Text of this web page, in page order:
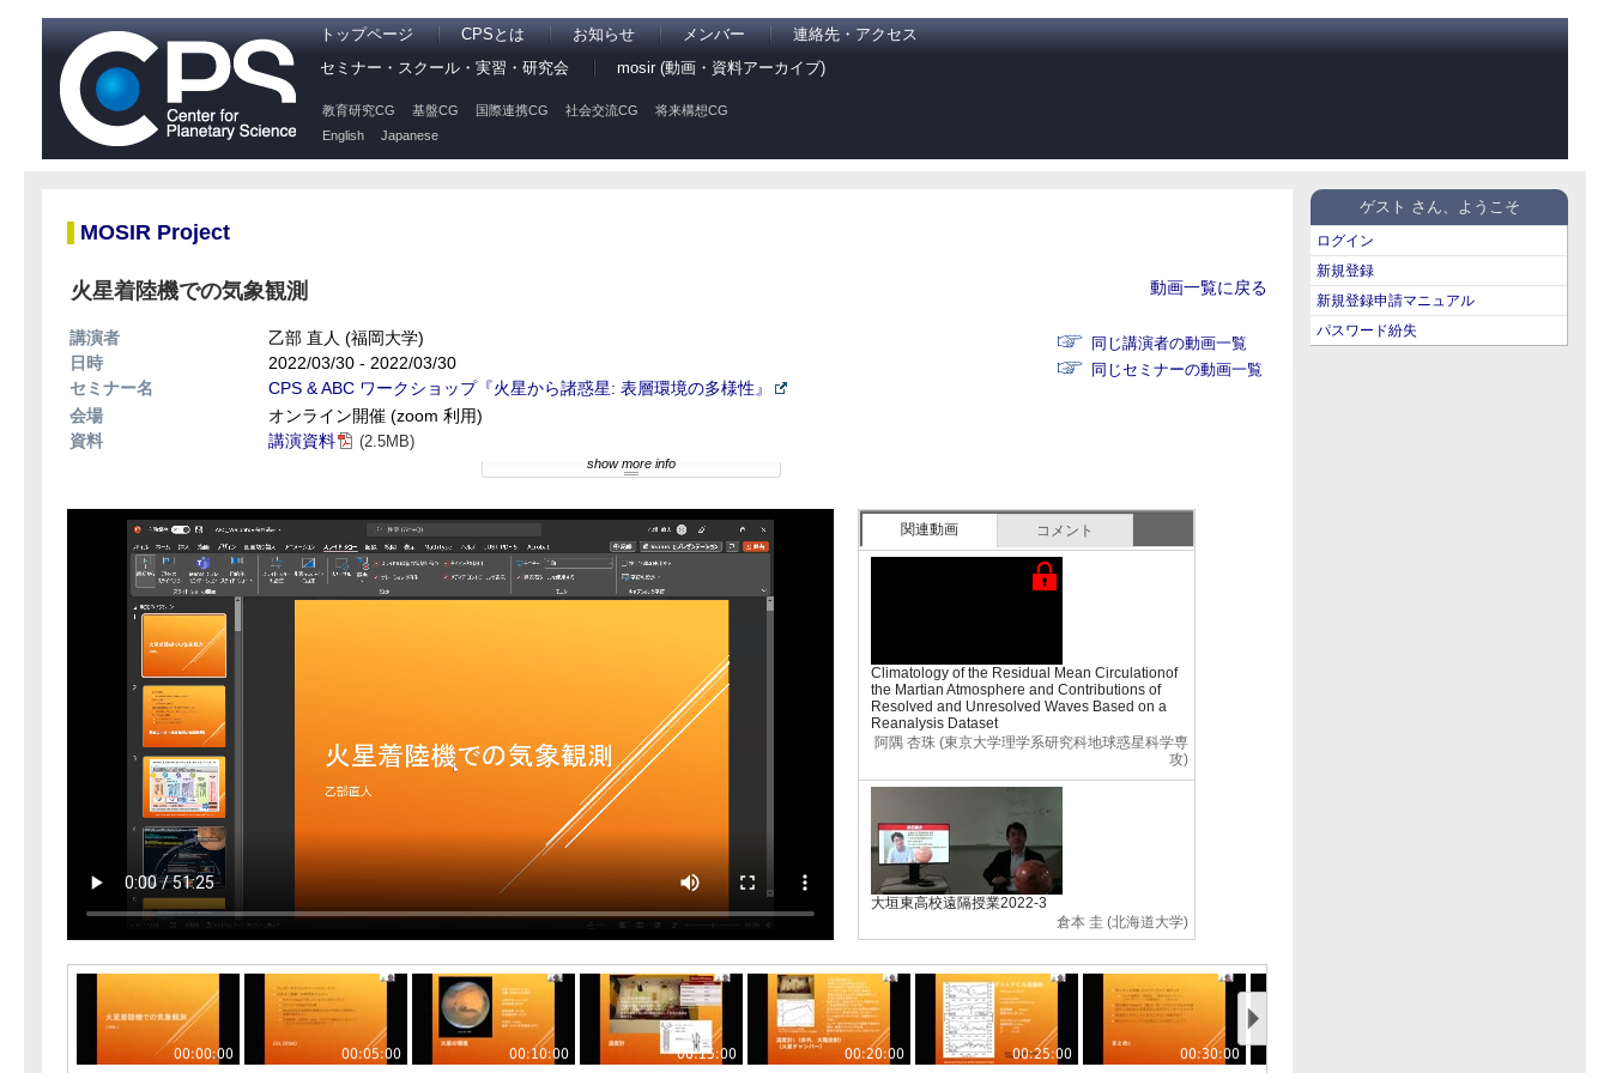
トップページ CPSとは お知らせ メンバー
連絡先・アクセス
セミナー・スクール・実習・研究会
mosir (動画・資料アーカイブ)
教育研究CG 基盤CG 国際連携CG 社会交流CG
将来構想CG
English
Japanese
ゲスト さん、ようこそ
ログイン
新規登録
新規登録申請マニュアル
パスワード紛失
MOSIR Project
動画一覧に戻る
火星着陸機での気象観測
講演者
乙部 直人 (福岡大学)
日時
2022/03/30 - 2022/03/30
セミナー名
CPS & ABC ワークショップ『火星から諸惑星: 表層環境の多様性』
同じ講演者の動画一覧
同じセミナーの動画一覧
会場
オンライン開催 (zoom 利用)
資料
講演資料 (2.5MB)
show more info
関連動画 コメント
Climatology of the Residual Mean Circulationof
the Martian Atmosphere and Contributions of
Resolved and Unresolved Waves Based on a
Reanalysis Dataset
阿隅 杏珠 (東京大学理学系研究科地球惑星科学専
攻)
大垣東高校遠隔授業2022-3
倉本 圭 (北海道大学)
揮発性元素同位体組成から探る火星の形成と表層
00:00:00 00:05:00 00:10:00 00:15:00 00:20:00 00:25:00 00:30:00